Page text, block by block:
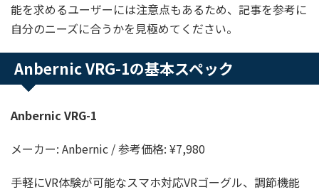
能を求めるユーザーには注意点もあるため、記事を参考に
自分のニーズに合うかを見極めてください。
Anbernic VRG-1の基本スペック
Anbernic VRG-1
メーカー: Anbernic / 参考価格: ¥7,980
手軽にVR体験が可能なスマホ対応VRゴーグル、調節機能